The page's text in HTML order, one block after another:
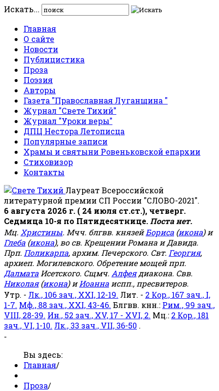
Искать...
Главная
О сайте
Новости
Публицистика
Проза
Поэзия
Авторы
Газета "Православная Луганщина "
Журнал "Свете Тихий"
Журнал "Уроки веры"
ДПЦ Нестора Летописца
Популярные записи
Храмы и святыни Ровеньковской епархии
Стиховизор
Контакты
Лауреат Всероссийской
литературной премии СП России "СЛОВО-2021".
6 августа 2026 г. ( 24 июля ст.ст.), четверг.
Седмица 10-я по Пятидесятнице. Поста нет.
Мц. Христины. Мчч. блгвв. князейБориса (икона) и
Глеба (икона), во св. Крещении Романа и Давида.
Прп. Поликарпа, архим. Печерского. Свт. Георгия,
архиеп. Могилевского. Обретение мощей прп.
Далмата Исетского. Сщмч. Алфеядиакона. Свв.
Николая(икона) иИоанна испп., пресвитеров.
Утр. - Лк., 106 зач., XXI, 12-19. Лит. - 2 Кор., 167 зач., I,
1-7. Мф., 88 зач., XXI, 43-46. Блгвв. кнн.: Рим., 99 зач.,
VIII, 28-39. Ин., 52 зач., XV, 17 - XVI, 2. Мц.: 2 Кор., 181
зач., VI, 1-10. Лк., 33 зач., VII, 36-50 .
-
Вы здесь:
Главная/
Проза/